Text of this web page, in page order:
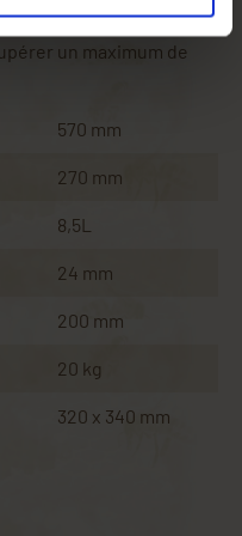
puis introduits à leur
un maximum de
570 mm
270 mm
8,5L
24 mm
200 mm
20 kg
320 x 340 mm